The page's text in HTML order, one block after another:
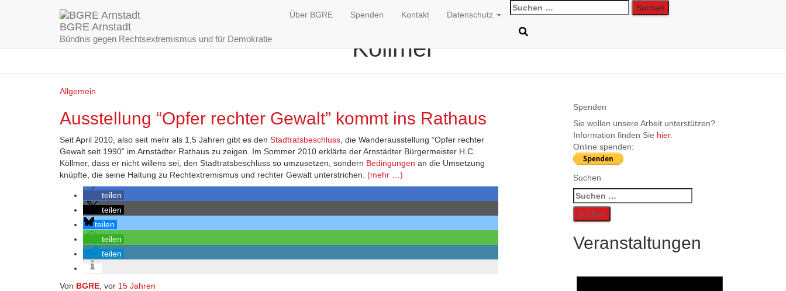
BGRE Arnstadt
Bündnis gegen Rechtsextremismus und für Demokratie
Über BGRE Spenden Kontakt Datenschutz
Suchen
nach:
Köllmer
Allgemein
Ausstellung “Opfer rechter Gewalt” kommt ins Rathaus
Seit April 2010, also seit mehr als 1,5 Jahren gibt es den Stadtratsbeschluss , die Wanderausstellung “Opfer rechter
Gewalt seit 1990” im Arnstädter Rathaus zu zeigen. Im Sommer 2010 erklärte der Arnstädter Bürgermeister H.C.
Köllmer, dass er nicht willens sei, den Stadtratsbeschluss so umzusetzen, sondern Bedingungen an die Umsetzung
knüpfte, die seine Haltung zu Rechtextremismus und rechter Gewalt unterstrichen. (mehr …)
teilen
teilen
teilen
teilen
teilen
Von BGRE , vor 15 Jahren
Spenden
Sie wollen unsere Arbeit unterstützen?
Information finden Sie hier.
Online spenden:
Suchen
Suchen
nach:
Veranstaltungen